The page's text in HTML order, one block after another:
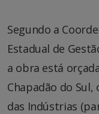
Segundo a
Estadual de
a obra está
Chapadão do Sul,
das Indústrias